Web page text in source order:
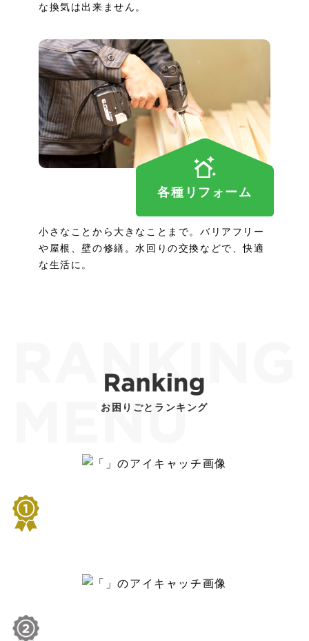
な換気は出来ません。
各種リフォーム
小さなことから大きなことまで。バリアフリー
や屋根、壁の修繕。水回りの交換などで、快適
な生活に。
お困りごとランキング